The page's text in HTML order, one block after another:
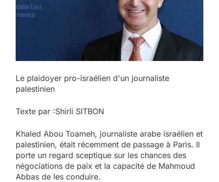
Le plaidoyer pro-israélien d'un journaliste
palestinien
Texte par :Shirli SITBON
Khaled Abou Toameh, journaliste arabe israélien et
palestinien, était récemment de passage à Paris. Il
porte un regard sceptique sur les chances des
négociations de paix et la capacité de Mahmoud
Abbas de les conduire.